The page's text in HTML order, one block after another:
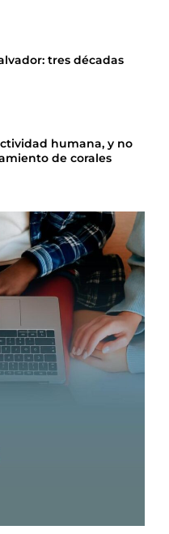
tres décadas
humana, y no
de corales